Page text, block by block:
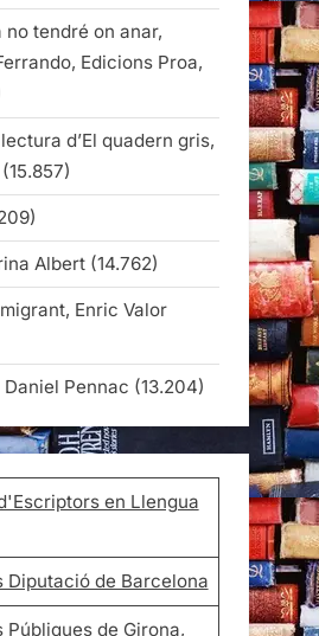
no tendré on anar,
Edicions Proa,
d’El quadern gris,
(15.857)
Albert (14.762)
Enric Valor
Daniel Pennac (13.204)
en Llengua
Diputació de Barcelona
Públiques de Girona,